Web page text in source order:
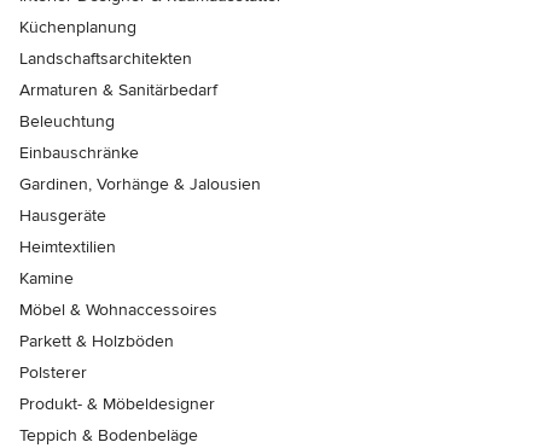
Küchenplanung
Landschaftsarchitekten
Armaturen & Sanitärbedarf
Beleuchtung
Einbauschränke
Gardinen, Vorhänge & Jalousien
Hausgeräte
Heimtextilien
Kamine
Möbel & Wohnaccessoires
Parkett & Holzböden
Polsterer
Produkt- & Möbeldesigner
Teppich & Bodenbeläge